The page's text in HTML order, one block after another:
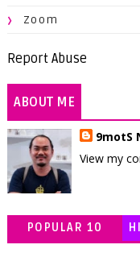
Zoom
Report Abuse
ABOUT ME
9motS
View my
POPULAR 10